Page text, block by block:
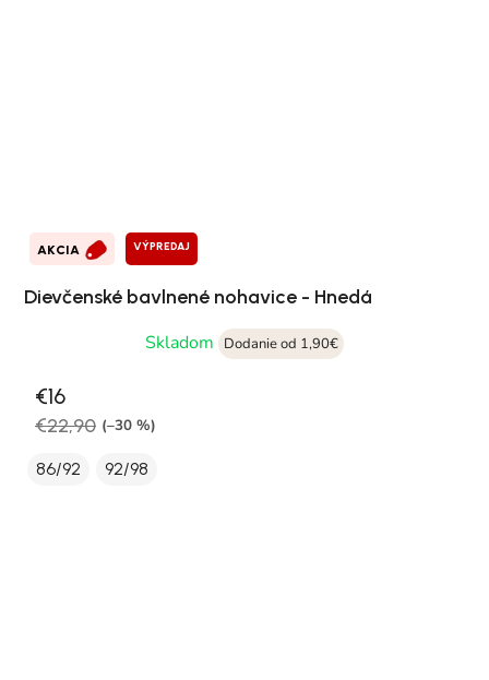
AKCIA VÝPREDAJ
Dievčenské bavlnené nohavice - Hnedá
Skladom
Dodanie od 1,90€
€16
€22,90 (–30 %)
86/92 92/98